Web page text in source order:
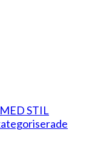
STIL